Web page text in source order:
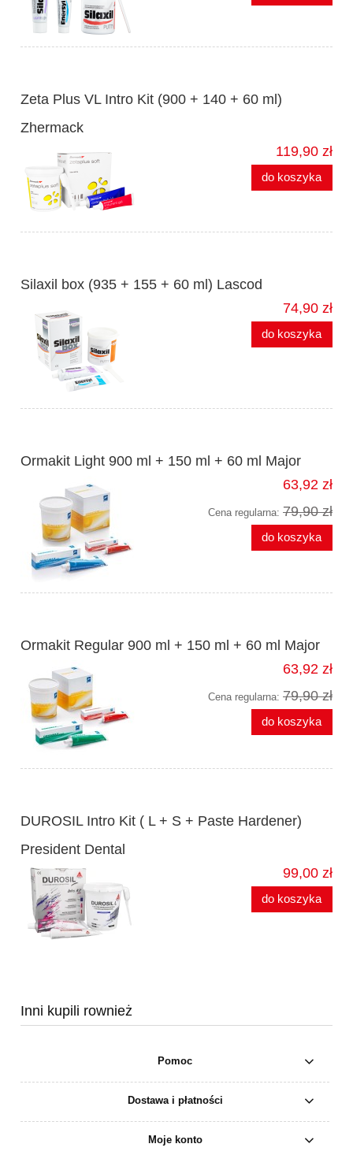
Zeta Plus VL Intro Kit (900 + 140 + 60 ml)
Zhermack
119,90 zł
do koszyka
Silaxil box (935 + 155 + 60 ml) Lascod
74,90 zł
do koszyka
Ormakit Light 900 ml + 150 ml + 60 ml Major
63,92 zł
Cena regularna: 79,90 zł
do koszyka
Ormakit Regular 900 ml + 150 ml + 60 ml Major
63,92 zł
Cena regularna: 79,90 zł
do koszyka
DUROSIL Intro Kit ( L + S + Paste Hardener)
President Dental
99,00 zł
do koszyka
Inni kupili rownież
Pomoc
Dostawa i płatności
Moje konto